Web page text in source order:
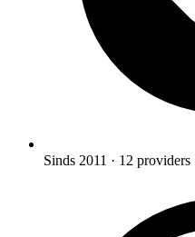
Sinds 2011 · 12 providers